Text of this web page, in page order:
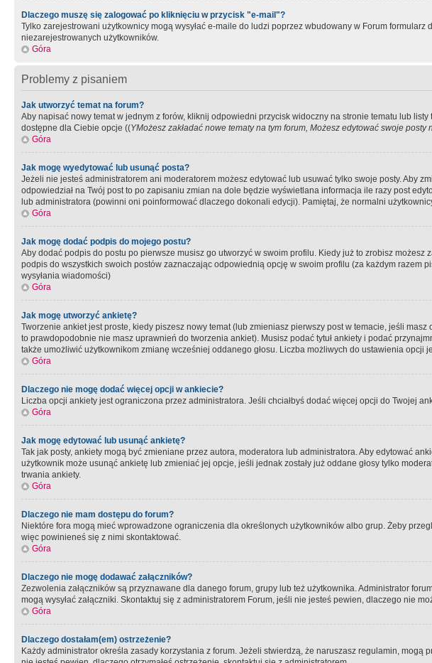
Dlaczego muszę się zalogować po kliknięciu w przycisk "e-mail"?
Tylko zarejestrowani użytkownicy mogą wysyłać e-maile do ludzi poprzez wbudowany w Forum
niezarejestrowanych użytkowników.
Góra
Problemy z pisaniem
Jak utworzyć temat na forum?
Aby napisać nowy temat w jednym z forów, kliknij odpowiedni przycisk widoczny na stronie tematu lub
dostępne dla Ciebie opcje ((YMożesz zakładać nowe tematy na tym forum, Możesz edytować swoje posty
Góra
Jak mogę wyedytować lub usunąć posta?
Jeżeli nie jesteś administratorem ani moderatorem możesz edytować lub usuwać tylko swoje posty. Aby
odpowiedział na Twój post to po zapisaniu zmian na dole będzie wyświetlana informacja ile razy post
lub administratora (powinni oni poinformować dlaczego dokonali edycji). Pamiętaj, że normalni
Góra
Jak mogę dodać podpis do mojego postu?
Aby dodać podpis do postu po pierwsze musisz go utworzyć w swoim profilu. Kiedy już to zrobisz możesz
podpis do wszystkich swoich postów zaznaczając odpowiednią opcję w swoim profilu (za każdym
wysyłania wiadomości)
Góra
Jak mogę utworzyć ankietę?
Tworzenie ankiet jest proste, kiedy piszesz nowy temat (lub zmieniasz pierwszy post w temacie, jeśli
to prawdopodobnie nie masz uprawnień do tworzenia ankiet). Musisz podać tytuł ankiety i podać
także umożliwić użytkownikom zmianę wcześniej oddanego głosu. Liczba możliwych do ustawienia opcji
Góra
Dlaczego nie mogę dodać więcej opcji w ankiecie?
Liczba opcji ankiety jest ograniczona przez administratora. Jeśli chciałbyś dodać więcej opcji do Twojej
Góra
Jak mogę edytować lub usunąć ankietę?
Tak jak posty, ankiety mogą być zmieniane przez autora, moderatora lub administratora. Aby edytować
użytkownik może usunąć ankietę lub zmieniać jej opcje, jeśli jednak zostały już oddane głosy tylko
trwania ankiety.
Góra
Dlaczego nie mam dostępu do forum?
Niektóre fora mogą mieć wprowadzone ograniczenia dla określonych użytkowników albo grup. Żeby
więc powinieneś się z nimi skontaktować.
Góra
Dlaczego nie mogę dodawać załączników?
Zezwolenia załączników są przyznawane dla danego forum, grupy lub też użytkownika. Administrator
mogą wysyłać załączniki. Skontaktuj się z administratorem Forum, jeśli nie jesteś pewien, dlaczego nie
Góra
Dlaczego dostałam(em) ostrzeżenie?
Każdy administrator określa zasady korzystania z forum. Jeżeli stwierdzą, że naruszasz regulamin,